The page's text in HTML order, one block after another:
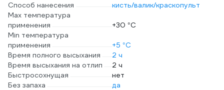
Способ нанесения
кисть/валик/краскопульт
Max температура
применения
+30 °С
Min температура
применения
+5 °С
Время полного высыхания
2 ч
Время высыхания на отлип
2 ч
Быстросохнущая
нет
Без запаха
да